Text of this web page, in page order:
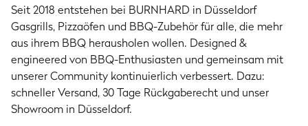
Seit 2018 entstehen bei BURNHARD in Düsseldorf
Gasgrills, Pizzaöfen und BBQ-Zubehör für alle, die mehr
aus ihrem BBQ herausholen wollen. Designed &
engineered von BBQ-Enthusiasten und gemeinsam mit
unserer Community kontinuierlich verbessert. Dazu:
schneller Versand, 30 Tage Rückgaberecht und unser
Showroom in Düsseldorf.